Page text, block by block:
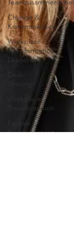
Change &
Kommunikation
Workplace
Transformation
Leadership
Desk-
Workplace
Transformation
Female
Empowerment